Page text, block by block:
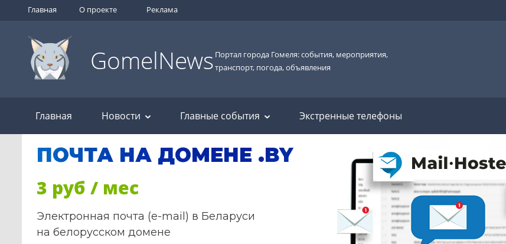
Главная О проекте Реклама
GomelNews Портал города Гомеля: события, мероприятия,
транспорт, погода, объявления
Главная Новости Главные события Экстренные телефоны
ПОЧТА НА ДОМЕНЕ .BY
3 руб / мес
Электронная почта (e-mail) в Беларуси
на белорусском домене